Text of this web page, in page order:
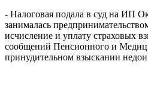
- Налоговая подала в суд на ИП
занималась
исчисление и уплату страховых
сообщений Пенсионного и
принудительном взыскании